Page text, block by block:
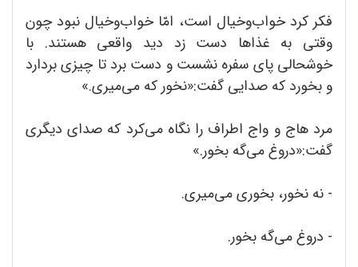
فکر کرد خواب‌وخیال است، امّا خواب‌وخیال نبود چون
وقتی به غذاها دست زد دید واقعی هستند. با
خوشحالی پای سفره نشست و دست برد تا چیزی بردارد
و بخورد که صدایی گفت:«نخور که می‌میری.»
مرد هاج و واج اطراف را نگاه می‌کرد که صدای دیگری
گفت:«دروغ می‌گه بخور.»
- نه نخور، بخوری می‌میری.
- دروغ می‌گه بخور.